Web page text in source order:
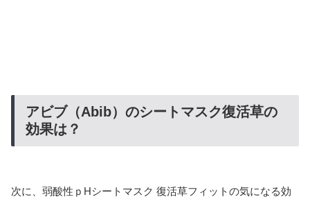
アビブ（Abib）のシートマスク復活草の
効果は？
次に、弱酸性ｐHシートマスク 復活草フィットの気になる効